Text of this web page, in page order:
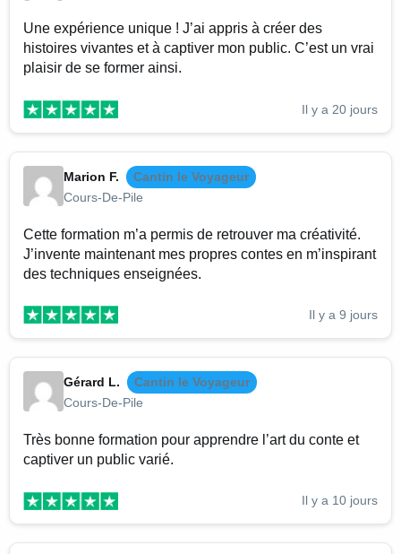
Une expérience unique ! J’ai appris à créer des
histoires vivantes et à captiver mon public. C’est un vrai
plaisir de se former ainsi.
Il y a 20 jours
Marion F.
Cantin le Voyageur
Cours-De-Pile
Cette formation m’a permis de retrouver ma créativité.
J’invente maintenant mes propres contes en m’inspirant
des techniques enseignées.
Il y a 9 jours
Gérard L.
Cantin le Voyageur
Cours-De-Pile
Très bonne formation pour apprendre l’art du conte et
captiver un public varié.
Il y a 10 jours